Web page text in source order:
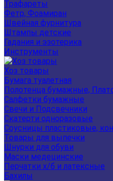
Трафареты
Фетр, Фоамиран
Швейная фурнитура
Штампы детские
Гадания и эзотерика
Инструменты
Хоз товары
Бумага туалетная
Полотенца бумажные,
Салфетки бумажные
Свечи и Подсвечники
Скатерти одноразовые
Соусницы пластиковые,
Товары для выпечки
Шнурки для обуви
Маски медецинские
Перчатки х/б и латексные
Бахилы